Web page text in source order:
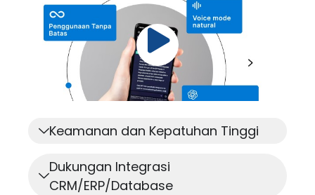
Keamanan dan Kepatuhan Tinggi
Dukungan Integrasi
CRM/ERP/Database